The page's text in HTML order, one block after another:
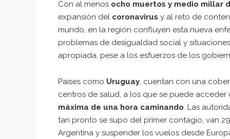
Con al menos ocho muertos y medio millar
expansión del coronavirus y al reto de
mundo, en la región confluyen esta nueva
problemas de desigualdad social y
apropiada, pese a los esfuerzos de los
Países como Uruguay, cuentan con una
centros de salud, a los que se puede
máxima de una hora caminando. Las
tan pronto se supo del primer contagio, van
Argentina y suspender los vuelos desde